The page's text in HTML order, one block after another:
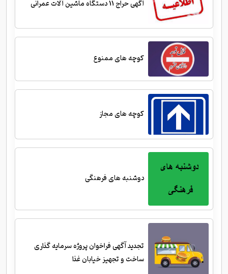
آگهی حراج 11 دستگاه ماشین آلات عمرانی
کوچه های ممنوع
کوچه های مجاز
دوشنبه های فرهنگی
تجدید آگهی فراخوان پروژه سرمایه گذاری
ساخت و تجهیز خیابان غذا